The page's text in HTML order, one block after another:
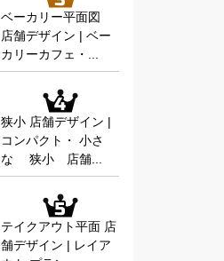
ベーカリー平面図
店舗デザイン | ベー
カリーカフェ・...
狭小 店舗デザイン |
コンパクト・ 小さ
な 狭小 店舗...
テイクアウト平面 店
舗デザイン | レイア